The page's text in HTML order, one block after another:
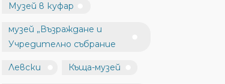
Музей в куфар
музей „Възраждане и
Учредително събрание
Левски Къща-музей